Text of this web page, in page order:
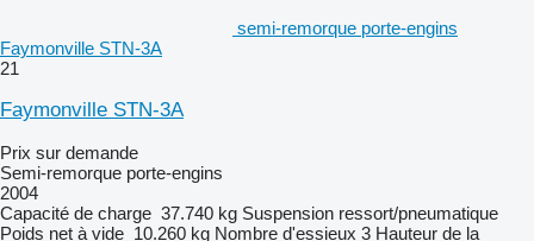
semi-remorque porte-engins
Faymonville STN-3A
21
Faymonville STN-3A
Prix sur demande
Semi-remorque porte-engins
2004
Capacité de charge 37.740 kg Suspension ressort/pneumatique
Poids net à vide 10.260 kg Nombre d'essieux 3 Hauteur de la